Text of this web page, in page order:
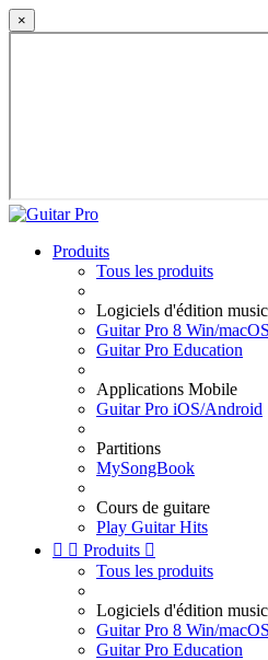
×
Produits
Tous les produits
Logiciels d'édition
Guitar Pro 8 Win/macOS
Guitar Pro Education
Applications Mobile
Guitar Pro iOS/Android
Partitions
MySongBook
Cours de guitare
Play Guitar Hits
  Produits 
Tous les produits
Logiciels d'édition
Guitar Pro 8 Win/macOS
Guitar Pro Education